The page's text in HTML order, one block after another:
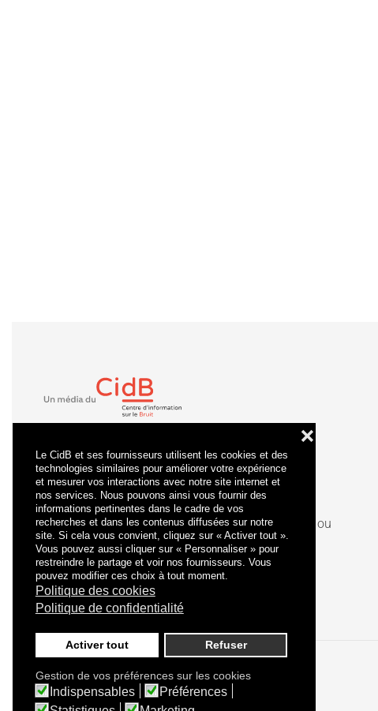
Le CidB et ses fournisseurs utilisent les cookies et des
technologies similaires pour améliorer votre expérience
et mesurer vos interactions avec notre site internet et
nos services. Nous pouvons ainsi vous fournir des
informations pertinentes dans le cadre de vos
recherches et dans les contenus diffusées sur notre
site. Si cela vous convient, cliquez sur « Activer tout ».
Vous pouvez aussi cliquer sur « Personnaliser » pour
restreindre le partage et voir nos fournisseurs. Vous
pouvez modifier ces choix à tout moment.
Politique des cookies
Politique de confidentialité
Activer tout Refuser
❌
Gestion de vos préférences sur les cookies
Indispensables
Préférences
Lacertification qualité a été délivrée au titre de la ou
des catégories d'actions suivantes : actions de
formation.
Politique de confidentialité Mentions légales